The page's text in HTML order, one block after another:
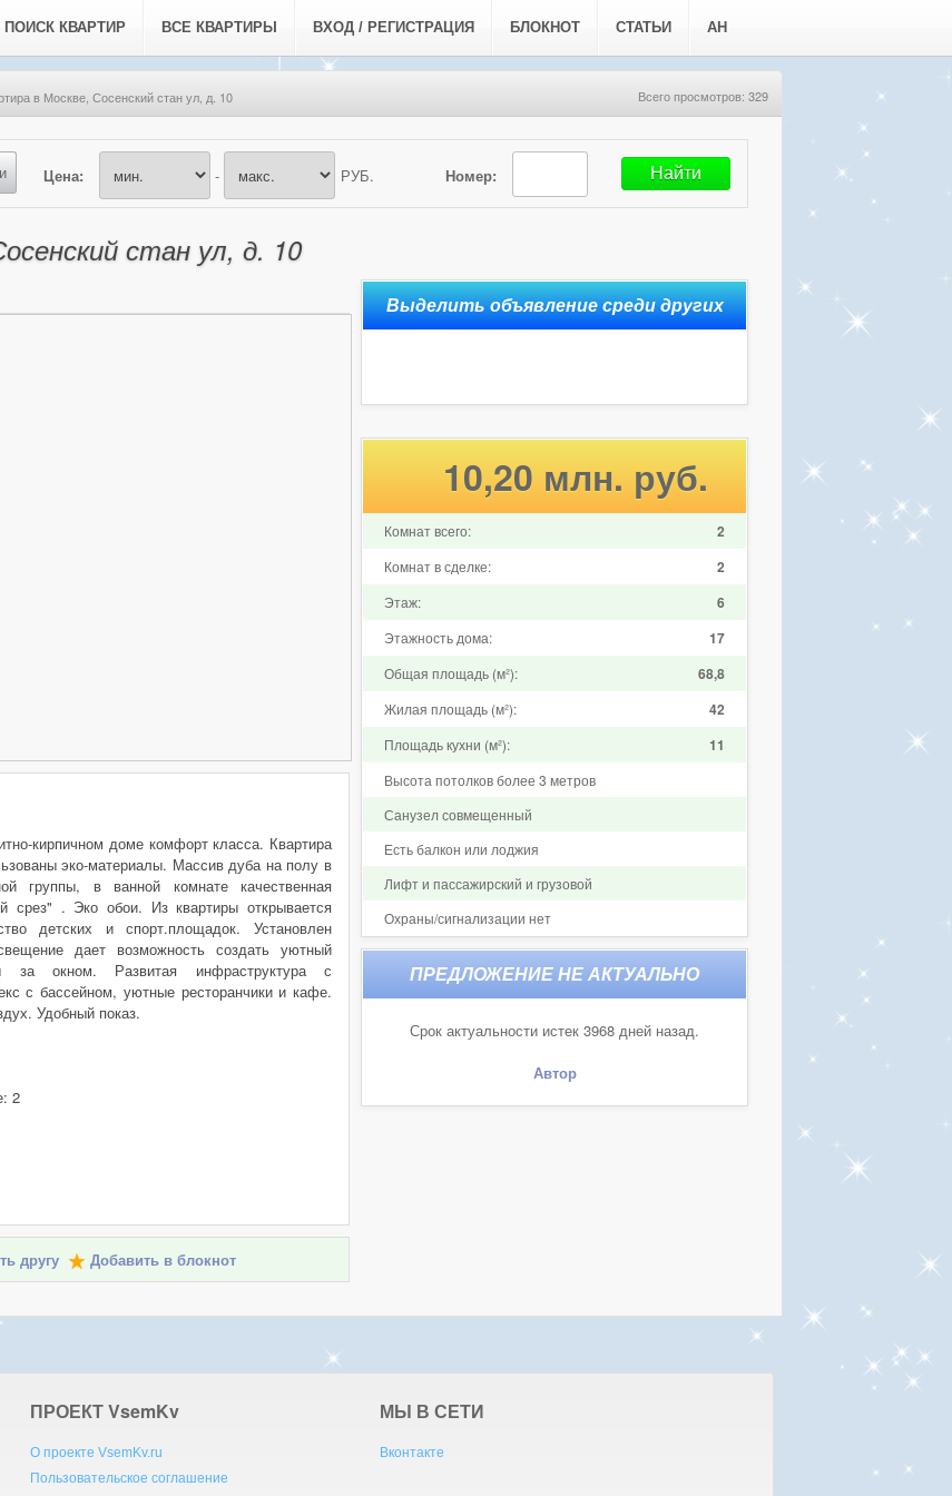
ПОИСК КВАРТИР ВСЕ КВАРТИРЫ ВХОД / РЕГИСТРАЦИЯ БЛОКНОТ СТАТЬИ АН
в Москве, Сосенский стан ул, д. 10 Всего просмотров: 329
Номер:
Цена: - РУБ.
стан ул, д. 10
кирпичном доме комфорт класса. Квартира
эко-материалы. Массив дуба на полу в
группы, в ванной комнате качественная
срез" . Эко обои. Из квартиры открывается
детских и спорт.площадок. Установлен
дает возможность создать уютный
окном. Развитая инфраструктура с
с бассейном, уютные ресторанчики и кафе.
Удобный показ.
2
другу Добавить в блокнот
10,20 млн. руб.
Комнат всего: 2
Комнат в сделке: 2
Этаж: 6
Этажность дома: 17
Общая площадь (м²): 68,8
Жилая площадь (м²): 42
Площадь кухни (м²): 11
Высота потолков более 3 метров
Санузел совмещенный
Есть балкон или лоджия
Лифт и пассажирский и грузовой
Охраны/сигнализации нет
Срок актуальности истек 3968 дней назад.
Автор
ПРОЕКТ VsemKv
О проекте VsemKv.ru
Пользовательское соглашение
МЫ В СЕТИ
Вконтакте